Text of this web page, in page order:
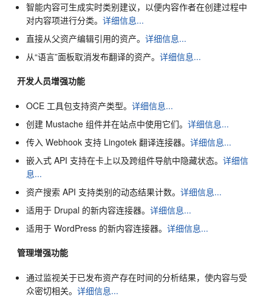
智能内容可生成实时类别建议，以便内容作者在创建过程中
对内容项进行分类。详细信息...
直接从父资产编辑引用的资产。详细信息...
从“语言”面板取消发布翻译的资产。详细信息...
开发人员增强功能
OCE 工具包支持资产类型。详细信息...
创建 Mustache 组件并在站点中使用它们。详细信息...
传入 Webhook 支持 Lingotek 翻译连接器。详细信息...
嵌入式 API 支持在卡上以及跨组件导航中隐藏状态。详细信
息...
资产搜索 API 支持类别的动态结果计数。详细信息...
适用于 Drupal 的新内容连接器。详细信息...
适用于 WordPress 的新内容连接器。详细信息...
管理增强功能
通过监视关于已发布资产存在时间的分析结果，使内容与受
众密切相关。详细信息...